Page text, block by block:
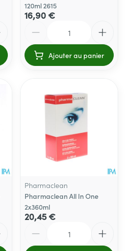
120ml 2615
16,90 €
Ajouter au panier
Pharmaclean
Pharmaclean All In One
2x360ml
20,45 €